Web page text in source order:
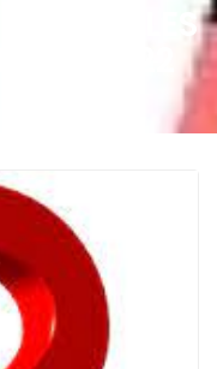
SANS LES
2022